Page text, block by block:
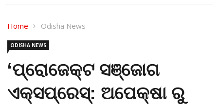
Home Odisha News
ODISHA NEWS
‘ପ୍ରୋଜେକ୍ଟ ସଞ୍ଜୋଗ
ଏକ୍ସପ୍ରେସ୍‌: ଅପେକ୍ଷା ରୁ